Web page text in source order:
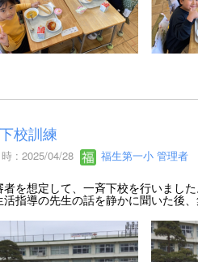
校訓練
: 2025/04/28 福生第一小 管理者
を想定して、一斉下校を行いまし
活指導の先生の話を静かに聞いた後